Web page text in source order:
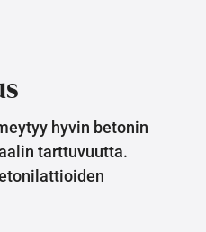
hyvin betonin
tarttuvuutta.